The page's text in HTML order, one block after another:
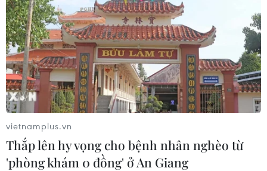
Nhà báo Mỹ nói về vụ nổ đường
ống dẫn khí đốt Dòng chảy phương Bắc
09/02/2023 11:10
vietnamplus.vn
Thắp lên hy vọng cho bệnh nhân nghèo từ
'phòng khám 0 đồng' ở An Giang